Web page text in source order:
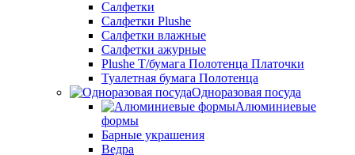
Салфетки
Салфетки Plushe
Салфетки влажные
Салфетки ажурные
Plushe Т/бумага Полотенца Платочки
Туалетная бумага Полотенца
Одноразовая посуда
Алюминиевые
формы
Барные украшения
Ведра